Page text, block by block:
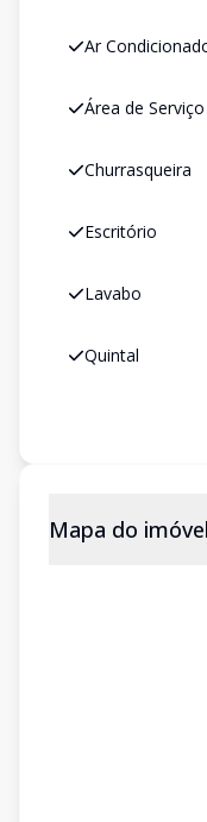
Ar
Área de Serviço
Churrasqueira
Escritório
Lavabo
Quintal
Mapa do imóvel